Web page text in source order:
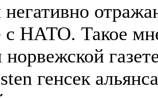
негативно
с НАТО. Такое
норвежской
генсек